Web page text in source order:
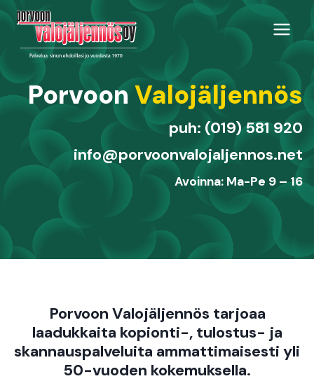
Siirry
sisältöön
Porvoon Valojäljennös
puh: (019) 581 920
info@porvoonvalojaljennos.net
Avoinna: Ma-Pe 9 – 16
Porvoon Valojäljennös tarjoaa
laadukkaita kopionti-, tulostus- ja
skannauspalveluita ammattimaisesti yli
50-vuoden kokemuksella.